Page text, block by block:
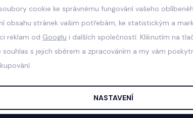
cookie ke správnému fungování vašeho
obsahu stránek vašim potřebám, ke statistickým a
reklam od Googlu i dalších společností. Kliknutím na
souhlas s jejich sběrem a zpracováním a my vám
NASTAVENÍ